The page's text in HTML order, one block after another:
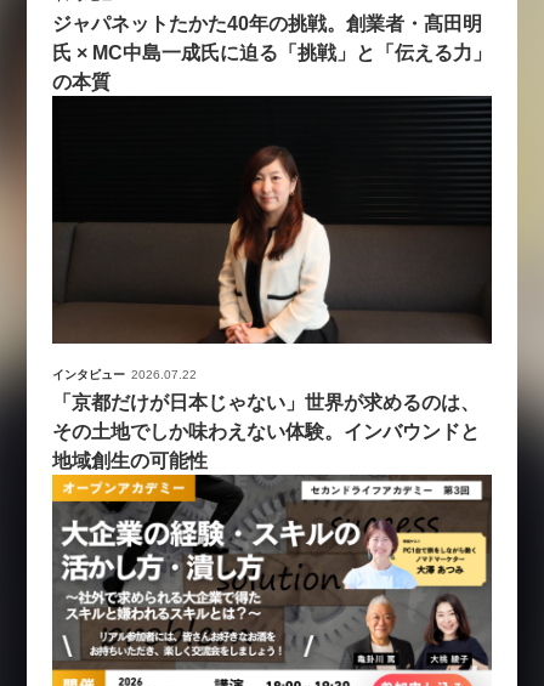
ジャパネットたかた40年の挑戦。創業者・髙田明
氏 × MC中島一成氏に迫る「挑戦」と「伝える力」
の本質
インタビュー 2026.07.22
「京都だけが日本じゃない」世界が求めるのは、
その土地でしか味わえない体験。インバウンドと
地域創生の可能性